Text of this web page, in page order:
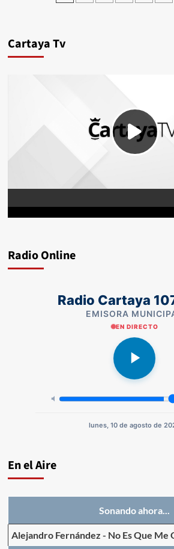
Cartaya Tv
Radio Online
Radio Cartaya
EMISORA
EN DIRECTO
lunes, 10 de agosto de
En el Aire
Sonando ahora...
Alejandro Fernández - No Es Que Me